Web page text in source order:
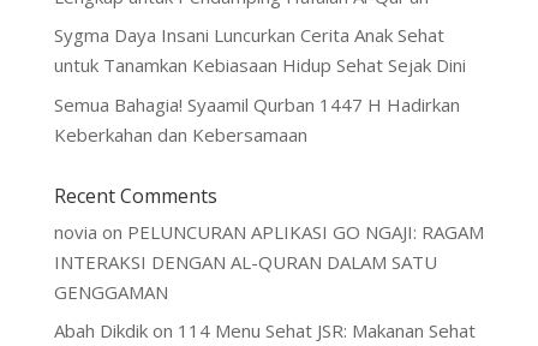
Sygma Daya Insani Luncurkan Cerita Anak Sehat
untuk Tanamkan Kebiasaan Hidup Sehat Sejak Dini
Semua Bahagia! Syaamil Qurban 1447 H Hadirkan
Keberkahan dan Kebersamaan
Recent Comments
novia on PELUNCURAN APLIKASI GO NGAJI: RAGAM
INTERAKSI DENGAN AL-QURAN DALAM SATU
GENGGAMAN
Abah Dikdikon 114 Menu Sehat JSR: Makanan Sehat